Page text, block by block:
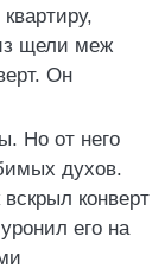
щели меж
Он
Но от него
духов.
конверт
его на